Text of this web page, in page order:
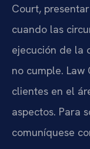
Court,
cuando las
ejecución de la
no cumple. Law
clientes en el
aspectos. Para
comuníquese